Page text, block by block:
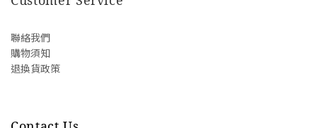
聯絡我們
購物須知
退換貨政策